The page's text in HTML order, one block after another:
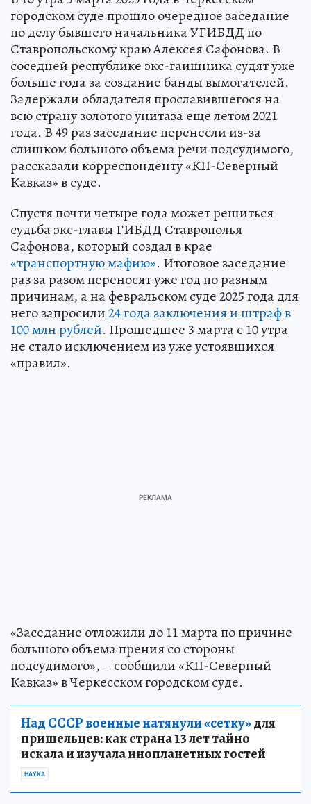
городском суде прошло очередное заседание
по делу бывшего начальника УГИБДД по
Ставропольскому краю Алексея Сафонова. В
соседней республике экс-гаишника судят уже
больше года за создание банды вымогателей.
Задержали обладателя прославившегося на
всю страну золотого унитаза еще летом 2021
года. В 49 раз заседание перенесли из-за
слишком большого объема речи подсудимого,
рассказали корреспонденту «КП-Северный
Кавказ» в суде.
Спустя почти четыре года может решиться
судьба экс-главы ГИБДД Ставрополья
Сафонова, который создал в крае
«транспортную мафию». Итоговое заседание
раз за разом переносят уже год по разным
причинам, а на февральском суде 2025 года для
него запросили24 года заключения и штраф в
100 млн рублей. Прошедшее 3 марта с 10 утра
не стало исключением из уже устоявшихся
«правил».
«Заседание отложили до 11 марта по причине
большого объема прения со стороны
подсудимого», – сообщили «КП-Северный
Кавказ» в Черкесском городском суде.
Над СССР военные натянули «сетку»для
пришельцев: как страна 13 лет тайно
искала и изучала инопланетных гостей
НАУКА